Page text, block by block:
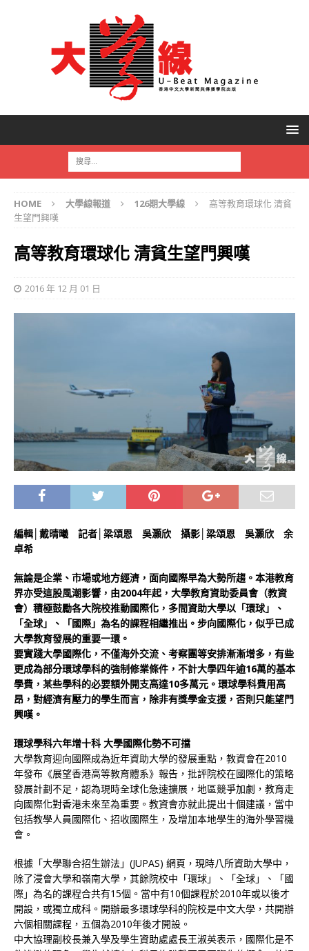
HOME 大學線報道 126期大學線
高等教育環球化 清貧
生望門興嘆
高等教育環球化 清貧生望門興嘆
2016 年 12 月 01 日
編輯│戴晴曦 記者│梁頌恩 吳灝欣 攝影│梁頌恩 吳灝欣 余
卓希
無論是企業、市場或地方經濟，面向國際早為大勢所趨。本港教育
界亦受這股風潮影響，由2004年起，大學教育資助委員會（教資
會）積極鼓勵各大院校推動國際化，多間資助大學以「環球」、
「全球」、「國際」為名的課程相繼推出。步向國際化，似乎已成
大學教育發展的重要一環。
要實踐大學國際化，不僅海外交流、考察團等安排漸漸增多，有些
更成為部分環球學科的強制修業條件，不計大學四年逾16萬的基本
學費，某些學科的必要額外開支高達10多萬元。環球學科費用高
昂，對經濟有壓力的學生而言，除非有獎學金支援，否則只能望門
興嘆。
環球學科六年增十科 大學國際化勢不可擋
大學教育迎向國際成為近年資助大學的發展重點，教資會在2010
年發布《展望香港高等教育體系》報告，批評院校在國際化的策略
發展計劃不足，認為現時全球化急速擴展，地區競爭加劇，教育走
向國際化對香港未來至為重要。教資會亦就此提出十個建議，當中
包括教學人員國際化、招收國際生，及增加本地學生的海外學習機
會。
根據「大學聯合招生辦法」(JUPAS) 網頁，現時八所資助大學中，
除了浸會大學和嶺南大學，其餘院校中「環球」、「全球」、「國
際」為名的課程合共有15個。當中有10個課程於2010年或以後才
開設，或獨立成科。開辦最多環球學科的院校是中文大學，共開辦
六個相關課程，五個為2010年後才開設。
中大協理副校長兼入學及學生資助處處長王淑英表示，國際化是不